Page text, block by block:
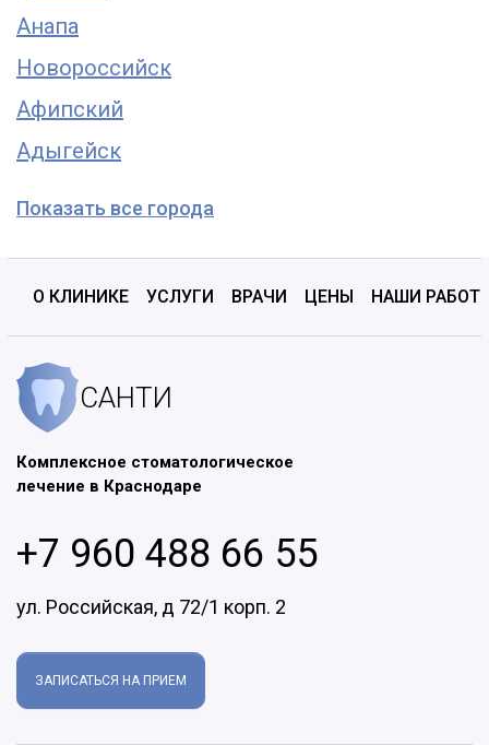
Анапа
Новороссийск
Афипский
Адыгейск
Показать все города
О КЛИНИКЕ УСЛУГИ ВРАЧИ ЦЕНЫ НАШИ
САНТИ
Комплексное стоматологическое
лечение в Краснодаре
+7 960 488 66 55
ул. Российская, д 72/1 корп. 2
ЗАПИСАТЬСЯ НА ПРИЕМ